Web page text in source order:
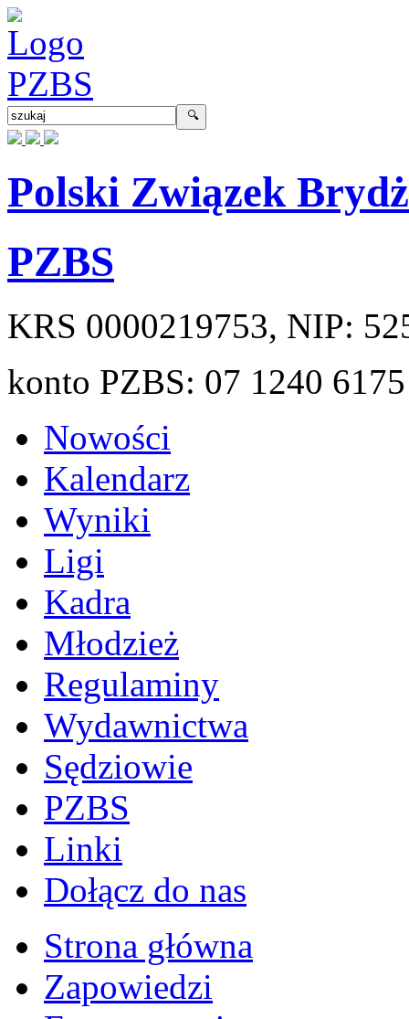
Polski Związek
PZBS
KRS 0000219753, NIP:
konto PZBS: 07 1240
Nowości
Kalendarz
Wyniki
Ligi
Kadra
Młodzież
Regulaminy
Wydawnictwa
Sędziowie
PZBS
Linki
Dołącz do nas
Strona główna
Zapowiedzi